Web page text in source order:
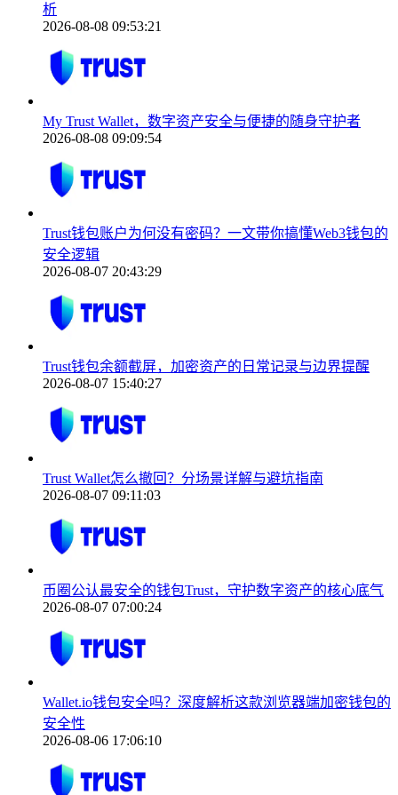
析
2026-08-08 09:53:21
My Trust Wallet，数字资产安全与便捷的随身守护者
2026-08-08 09:09:54
Trust钱包账户为何没有密码？一文带你搞懂Web3钱包的
安全逻辑
2026-08-07 20:43:29
Trust钱包余额截屏，加密资产的日常记录与边界提醒
2026-08-07 15:40:27
Trust Wallet怎么撤回？分场景详解与避坑指南
2026-08-07 09:11:03
币圈公认最安全的钱包Trust，守护数字资产的核心底气
2026-08-07 07:00:24
Wallet.io钱包安全吗？深度解析这款浏览器端加密钱包的
安全性
2026-08-06 17:06:10